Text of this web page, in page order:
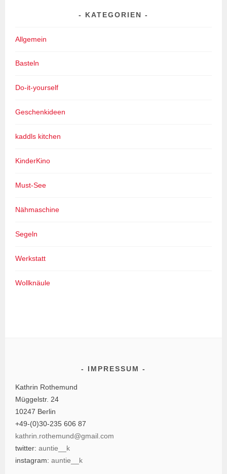
KATEGORIEN
Allgemein
Basteln
Do-it-yourself
Geschenkideen
kaddls kitchen
KinderKino
Must-See
Nähmaschine
Segeln
Werkstatt
Wollknäule
IMPRESSUM
Kathrin Rothemund
Müggelstr. 24
10247 Berlin
+49-(0)30-235 606 87
kathrin.rothemund@gmail.com
twitter:auntie__k
instagram:auntie__k